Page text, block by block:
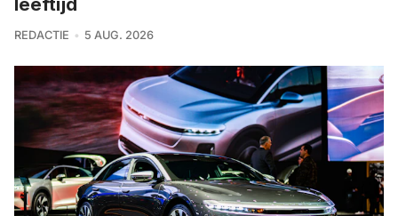
REDACTIE 5 AUG. 2026